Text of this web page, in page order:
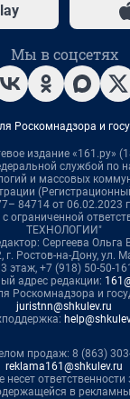
Мы в соцсетях
Роскомнадзора и
издание «161.ру»
службой по
и массовых
84714 от 06.02.2023
ограниченной
ТЕХНОЛОГИИ"
Сергеева Ольга
г. Ростов-на-Дону, ул.
этаж, +7 (918) 50-50-
адрес редакции:
Роскомнадзора и
juristnn@shkulev.ru
продаж: 8 (863)
reklama161@shkulev.ru
несет ответственности
в